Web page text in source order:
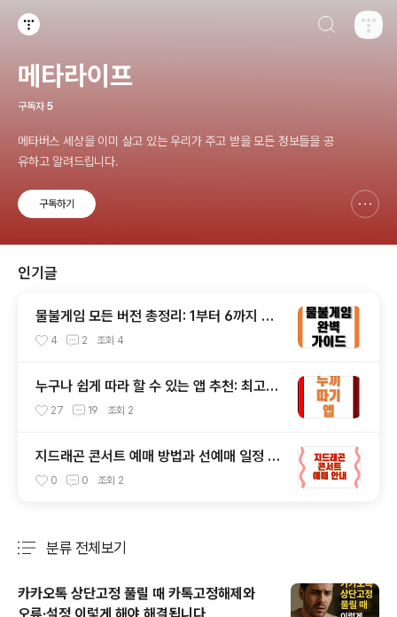
메타라이프
구독자 5
메타버스 세상을 이미 살고 있는 우리가 주고 받을 모든 정보들을 공
유하고 알려드립니다.
구독하기
인기글
물불게임 모든 버전 총정리: 1부터 6까지 한
눈에 보기
4 2 조회 4
누구나 쉽게 따라 할 수 있는 앱 추천: 최고의
앱 가이드
27 19 조회 2
지드래곤 콘서트 예매 방법과 선예매 일정 총
정리
0 0 조회 2
분류 전체보기
카카오톡 상단고정 풀릴 때 카톡고정해제와